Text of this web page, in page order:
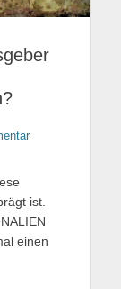
ist.
einen